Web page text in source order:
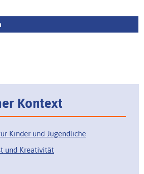
Kontext
Kinder und Jugendliche
und Kreativität